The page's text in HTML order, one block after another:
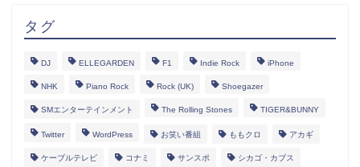
タグ
DJ ELLEGARDEN F1 Indie Rock iPhone
NHK Piano Rock Rock (UK) Shoegazer
SMエンターテインメント The Rolling Stones TIGER&BUNNY
Twitter WordPress お笑い番組 ももクロ アカギ
ケーブルテレビ コナミ サンスポ シカゴ・カブス